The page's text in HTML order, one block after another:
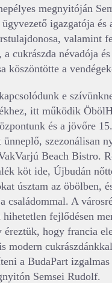
megnyitóján
igazgatója és
valamint
a cukrászda névadója és
köszöntötte a
e
itt működik
és a jövőre 15.
ünneplő, szezonálisan
Beach Bistro.
köt ide, Újbudán
úsztam az öbölben,
családommal. A
fejlődésen
éreztük, hogy francia
modern
a BudaPart
Semsei Rudolf.